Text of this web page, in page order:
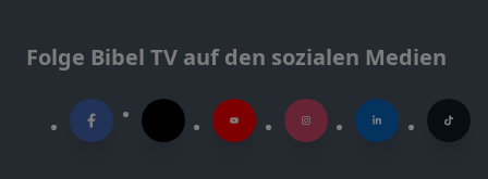
Folge Bibel TV auf den sozialen Medien